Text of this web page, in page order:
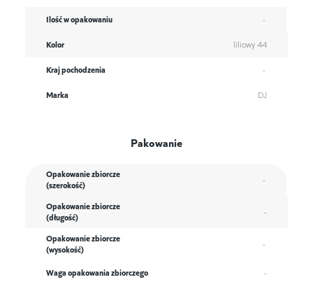
Ilość w opakowaniu -
Kolor liliowy 44
Kraj pochodzenia -
Marka DJ
Pakowanie
Opakowanie zbiorcze
(szerokość)
-
Opakowanie zbiorcze
(długość)
-
Opakowanie zbiorcze
(wysokość)
-
Waga opakowania zbiorczego -